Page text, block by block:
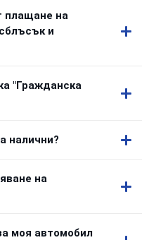
плащане на
и
"Гражданска
налични?
на
моя автомобил